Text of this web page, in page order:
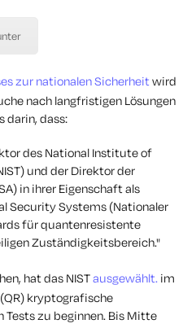
zur nationalen Sicherheitwird
nach langfristigen Lösungen
darin, dass:
des National Institute of
und der Direktor der
in ihrer Eigenschaft als
Security Systems (Nationaler
für quantenresistente
Zuständigkeitsbereich."
hat das NISTausgewählt. im
kryptografische
zu beginnen. Bis Mitte